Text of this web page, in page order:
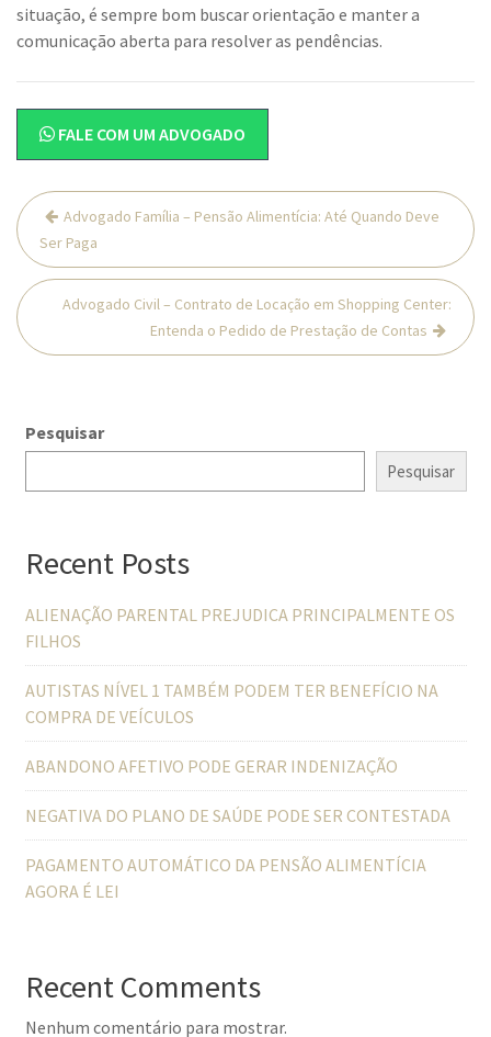
situação, é sempre bom buscar orientação e manter a
comunicação aberta para resolver as pendências.
FALE COM UM ADVOGADO
Navegação
de
Post
Advogado Família – Pensão Alimentícia: Até Quando Deve
Ser Paga
Advogado Civil – Contrato de Locação em Shopping Center:
Entenda o Pedido de Prestação de Contas
Pesquisar
Pesquisar
Recent Posts
ALIENAÇÃO PARENTAL PREJUDICA PRINCIPALMENTE OS
FILHOS
AUTISTAS NÍVEL 1 TAMBÉM PODEM TER BENEFÍCIO NA
COMPRA DE VEÍCULOS
ABANDONO AFETIVO PODE GERAR INDENIZAÇÃO
NEGATIVA DO PLANO DE SAÚDE PODE SER CONTESTADA
PAGAMENTO AUTOMÁTICO DA PENSÃO ALIMENTÍCIA
AGORA É LEI
Recent Comments
Nenhum comentário para mostrar.